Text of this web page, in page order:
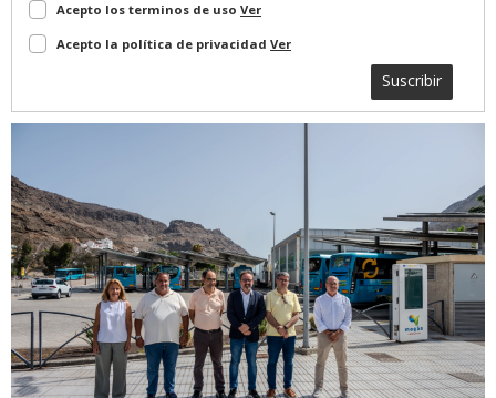
Acepto los terminos de uso Ver
Acepto la política de privacidad Ver
Suscribir